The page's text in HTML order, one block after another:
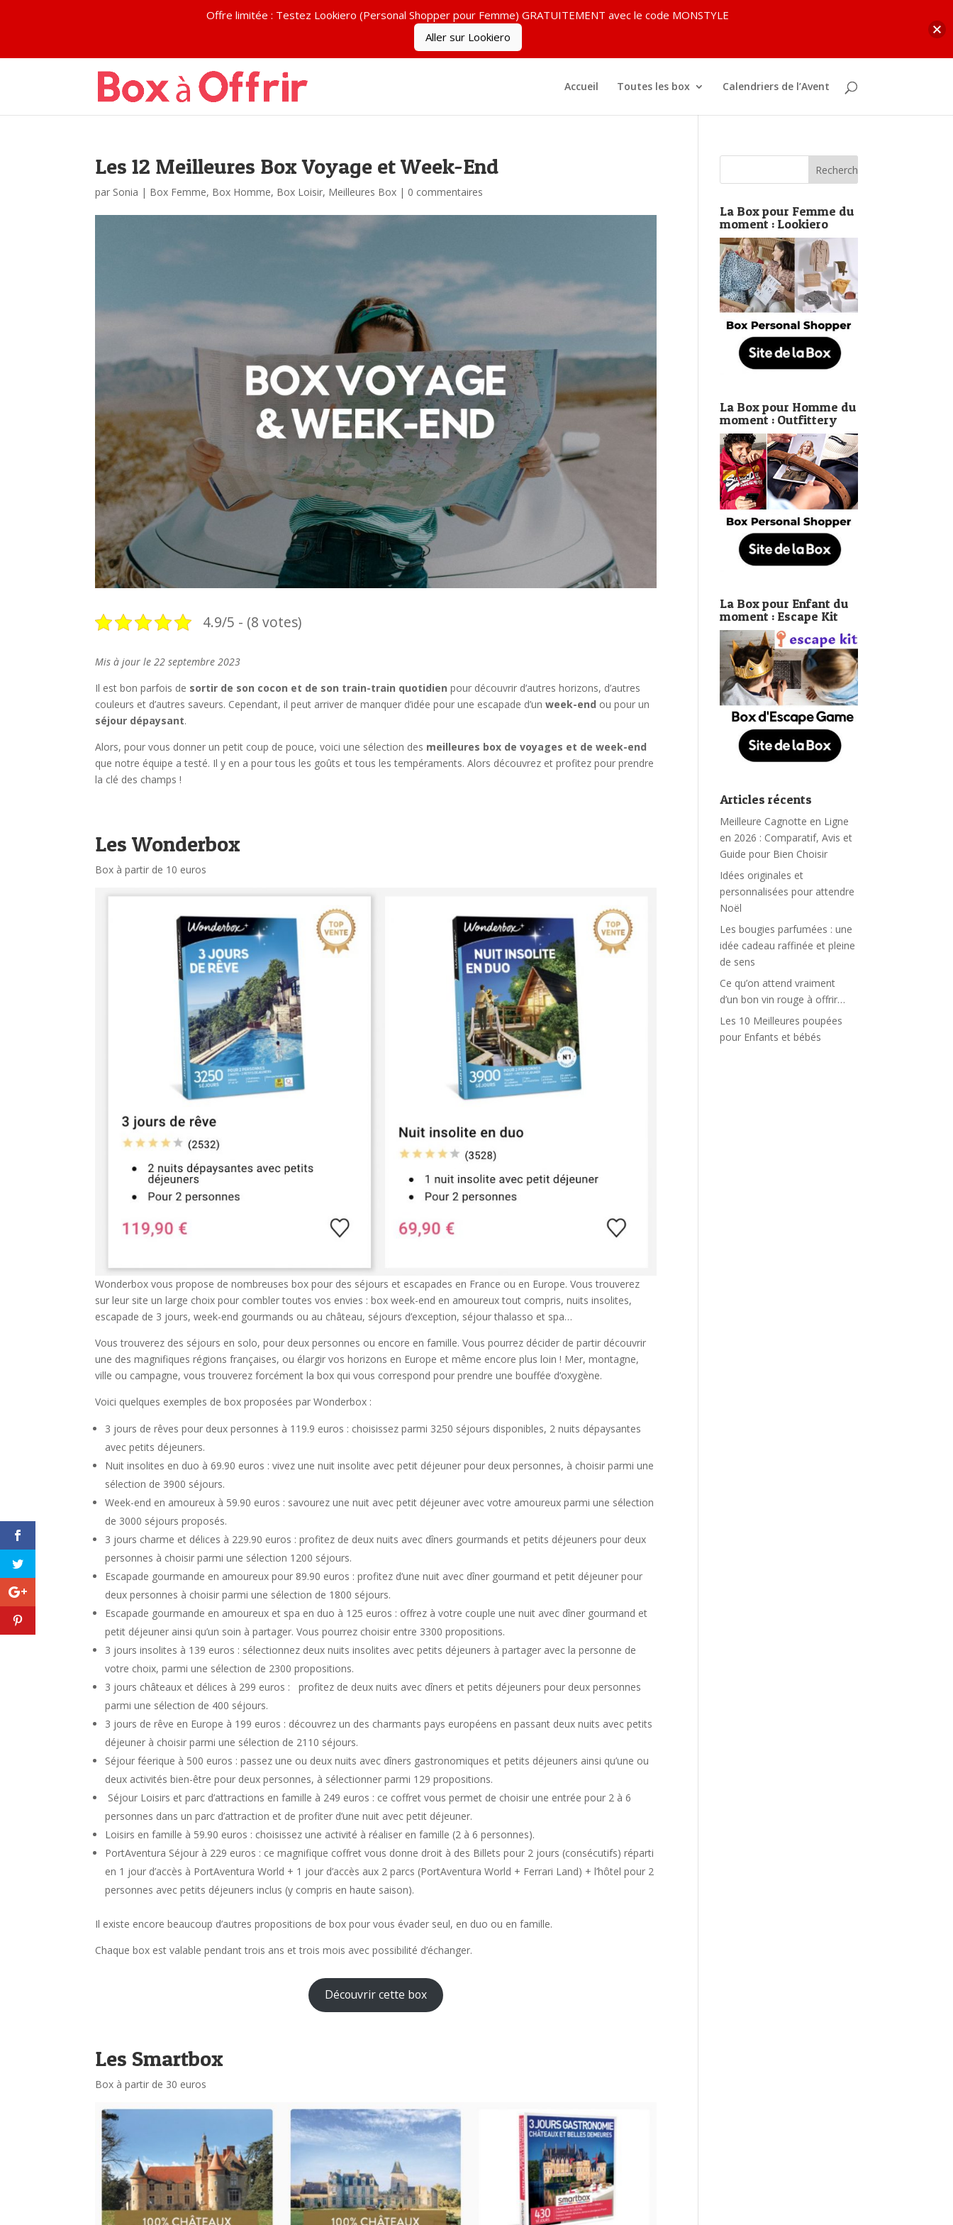
Accueil Toutes les box Calendriers de l’Avent
Les 12 Meilleures Box Voyage et Week-End
par Sonia | Box Femme, Box Homme, Box Loisir, Meilleures Box | 0 commentaires
4.9/5 - (8 votes)
Mis à jour le 22 septembre 2023
Il est bon parfois de sortir de son cocon et de son train-train quotidien pour découvrir d’autres horizons, d’autres
couleurs et d’autres saveurs. Cependant, il peut arriver de manquer d’idée pour une escapade d’unweek-end ou pour un
séjour dépaysant.
Alors, pour vous donner un petit coup de pouce, voici une sélection des meilleures box de voyages et de week-end
que notre équipe a testé. Il y en a pour tous les goûts et tous les tempéraments. Alors découvrez et profitez pour prendre
la clé des champs !
Les Wonderbox
Box à partir de 10 euros
Wonderbox vous propose de nombreuses box pour des séjours et escapades en France ou en Europe. Vous trouverez
sur leur site un large choix pour combler toutes vos envies : box week-end en amoureux tout compris, nuits insolites,
escapade de 3 jours, week-end gourmands ou au château, séjours d’exception, séjour thalasso et spa…
Vous trouverez des séjours en solo, pour deux personnes ou encore en famille. Vous pourrez décider de partir découvrir
une des magnifiques régions françaises, ou élargir vos horizons en Europe et même encore plus loin ! Mer, montagne,
ville ou campagne, vous trouverez forcément la box qui vous correspond pour prendre une bouffée d’oxygène.
Voici quelques exemples de box proposées par Wonderbox :
3 jours de rêves pour deux personnes à 119.9 euros : choisissez parmi 3250 séjours disponibles, 2 nuits dépaysantes
avec petits déjeuners.
Nuit insolites en duo à 69.90 euros : vivez une nuit insolite avec petit déjeuner pour deux personnes, à choisir parmi une
sélection de 3900 séjours.
Week-end en amoureux à 59.90 euros : savourez une nuit avec petit déjeuner avec votre amoureux parmi une sélection
de 3000 séjours proposés.
3 jours charme et délices à 229.90 euros : profitez de deux nuits avec dîners gourmands et petits déjeuners pour deux
personnes à choisir parmi une sélection 1200 séjours.
Escapade gourmande en amoureux pour 89.90 euros : profitez d’une nuit avec dîner gourmand et petit déjeuner pour
deux personnes à choisir parmi une sélection de 1800 séjours.
Escapade gourmande en amoureux et spa en duo à 125 euros : offrez à votre couple une nuit avec dîner gourmand et
petit déjeuner ainsi qu’un soin à partager. Vous pourrez choisir entre 3300 propositions.
3 jours insolites à 139 euros : sélectionnez deux nuits insolites avec petits déjeuners à partager avec la personne de
votre choix, parmi une sélection de 2300 propositions.
3 jours châteaux et délices à 299 euros : profitez de deux nuits avec dîners et petits déjeuners pour deux personnes
parmi une sélection de 400 séjours.
3 jours de rêve en Europe à 199 euros : découvrez un des charmants pays européens en passant deux nuits avec petits
déjeuner à choisir parmi une sélection de 2110 séjours.
Séjour féerique à 500 euros : passez une ou deux nuits avec dîners gastronomiques et petits déjeuners ainsi qu’une ou
deux activités bien-être pour deux personnes, à sélectionner parmi 129 propositions.
Séjour Loisirs et parc d’attractions en famille à 249 euros : ce coffret vous permet de choisir une entrée pour 2 à 6
personnes dans un parc d’attraction et de profiter d’une nuit avec petit déjeuner.
Loisirs en famille à 59.90 euros : choisissez une activité à réaliser en famille (2 à 6 personnes).
PortAventura Séjour à 229 euros : ce magnifique coffret vous donne droit à des Billets pour 2 jours (consécutifs) réparti
en 1 jour d’accès à PortAventura World + 1 jour d’accès aux 2 parcs (PortAventura World + Ferrari Land) + l’hôtel pour 2
personnes avec petits déjeuners inclus (y compris en haute saison).
Il existe encore beaucoup d’autres propositions de box pour vous évader seul, en duo ou en famille.
Chaque box est valable pendant trois ans et trois mois avec possibilité d’échanger.
Découvrir cette box
Les Smartbox
Box à partir de 30 euros
La Box pour Femme du
moment : Lookiero
La Box pour Homme du
moment : Outfittery
La Box pour Enfant du
moment : Escape Kit
Articles récents
Meilleure Cagnotte en Ligne
en 2026 : Comparatif, Avis et
Guide pour Bien Choisir
Idées originales et
personnalisées pour attendre
Noël
Les bougies parfumées : une
idée cadeau raffinée et pleine
de sens
Ce qu’on attend vraiment
d’un bon vin rouge à offrir…
Les 10 Meilleures poupées
pour Enfants et bébés
Offre limitée : Testez Lookiero (Personal Shopper pour Femme) GRATUITEMENT avec le code MONSTYLE
Aller sur Lookiero